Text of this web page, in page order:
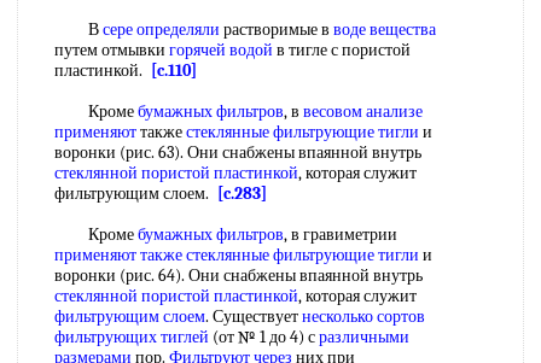
Всере определяли растворимые в воде вещества
путем отмывки горячей водой в тигле с пористой
пластинкой.
[c.110]
Кромебумажных фильтров, в весовом анализе
применяюттакжестеклянные фильтрующие тигли и
воронки (рис. 63). Они снабжены впаянной внутрь
стеклянной пористой пластинкой, которая служит
фильтрующим слоем.
[c.283]
Кромебумажных фильтров, в гравиметрии
применяют такжестеклянные фильтрующие тигли и
воронки (рис. 64). Они снабжены впаянной внутрь
стеклянной пористой пластинкой, которая служит
фильтрующим слоем. Существуетнесколько сортов
фильтрующих тиглей (от № 1 до 4) сразличными
размерами пор. Фильтруют через них при